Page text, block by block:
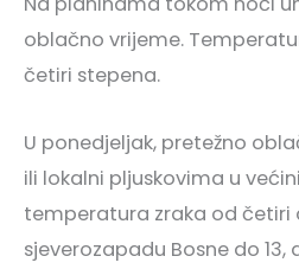
oblačno vrijeme.
četiri stepena.
U ponedjeljak, pretežno
ili lokalni pljuskovima u
temperatura zraka od četiri
sjeverozapadu Bosne do